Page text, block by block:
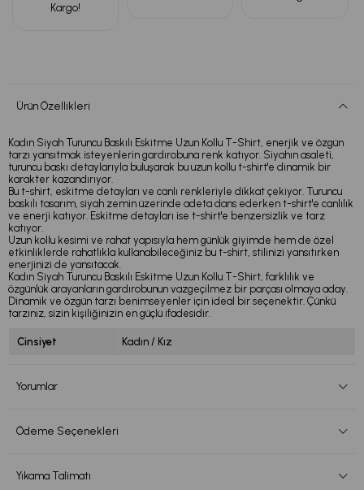
Kargo!
Ürün Özellikleri
Kadın Siyah Turuncu Baskılı Eskitme Uzun Kollu T-Shirt, enerjik ve özgün
tarzı yansıtmak isteyenlerin gardırobuna renk katıyor. Siyahın asaleti,
turuncu baskı detaylarıyla buluşarak bu uzun kollu t-shirt'e dinamik bir
karakter kazandırıyor.
Bu t-shirt, eskitme detayları ve canlı renkleriyle dikkat çekiyor. Turuncu
baskılı tasarım, siyah zemin üzerinde adeta dans ederken t-shirt'e canlılık
ve enerji katıyor. Eskitme detayları ise t-shirt'e benzersizlik ve tarz
katıyor.
Uzun kollu kesimi ve rahat yapısıyla hem günlük giyimde hem de özel
etkinliklerde rahatlıkla kullanabileceğiniz bu t-shirt, stilinizi yansıtırken
enerjinizi de yansıtacak.
Kadın Siyah Turuncu Baskılı Eskitme Uzun Kollu T-Shirt, farklılık ve
özgünlük arayanların gardırobunun vazgeçilmez bir parçası olmaya aday.
Dinamik ve özgün tarzı benimseyenler için ideal bir seçenektir. Çünkü
tarzınız, sizin kişiliğinizin en güçlü ifadesidir.
Cinsiyet Kadın / Kız
Yorumlar
Ödeme Seçenekleri
Yıkama Talimatı